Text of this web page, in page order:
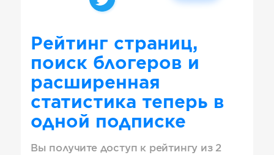
Рейтинг страниц,
поиск блогеров и
расширенная
статистика теперь в
одной подписке
Вы получите доступ к рейтингу из 2